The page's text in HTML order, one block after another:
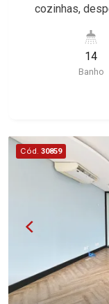
cozinhas,
Independência.
14
Banho
Cód. 30859